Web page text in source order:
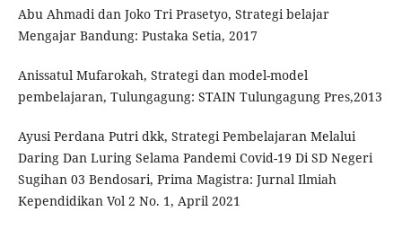
Abu Ahmadi dan Joko Tri Prasetyo, Strategi belajar
Mengajar Bandung: Pustaka Setia, 2017
Anissatul Mufarokah, Strategi dan model-model
pembelajaran, Tulungagung: STAIN Tulungagung Pres,2013
Ayusi Perdana Putri dkk, Strategi Pembelajaran Melalui
Daring Dan Luring Selama Pandemi Covid-19 Di SD Negeri
Sugihan 03 Bendosari, Prima Magistra: Jurnal Ilmiah
Kependidikan Vol 2 No. 1, April 2021